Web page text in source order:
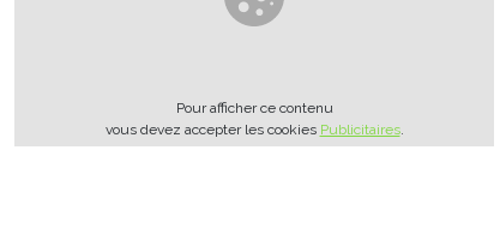
Pour afficher ce contenu
vous devez accepter les cookies Publicitaires.